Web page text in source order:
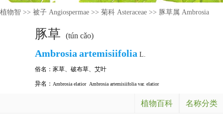
植物智 >> 被子 Angiospermae >> 菊科 Asteraceae >> 豚草属 Ambrosia
豚草 (tún cǎo)
Ambrosia artemisiifolia L.
俗名： 豕草、 破布草、 艾叶
异名： Ambrosia elatior Ambrosia artemisiifolia var. elatior
植物百科 名称分类